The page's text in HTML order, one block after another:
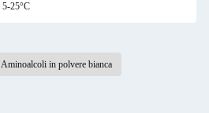
5-25°C
Aminoalcoli in polvere bianca